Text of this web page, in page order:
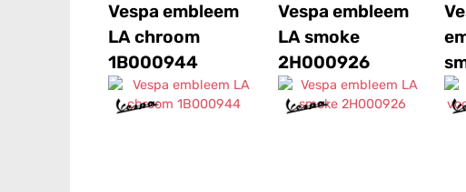
Vespa embleem
LA chroom
1B000944
Vespa embleem
LA smoke
2H000926